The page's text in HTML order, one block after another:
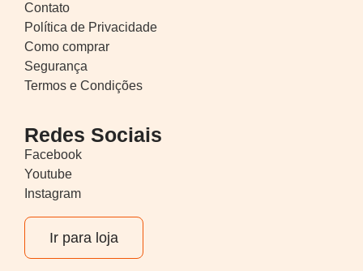
Contato
Política de Privacidade
Como comprar
Segurança
Termos e Condições
Redes Sociais
Facebook
Youtube
Instagram
Ir para loja